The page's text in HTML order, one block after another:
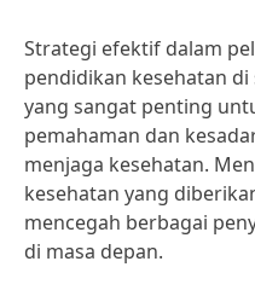
Strategi efektif dalam
pendidikan kesehatan
yang sangat penting
pemahaman dan
menjaga kesehatan.
kesehatan yang
mencegah berbagai
di masa depan.